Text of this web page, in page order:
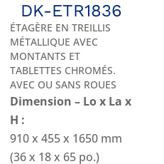
DK-ETR1836
ÉTAGÈRE EN TREILLIS
MÉTALLIQUE AVEC
MONTANTS ET
TABLETTES CHROMÉS.
AVEC OU SANS ROUES
Dimension – Lo x La x
H :
910 x 455 x 1650 mm
(36 x 18 x 65 po.)